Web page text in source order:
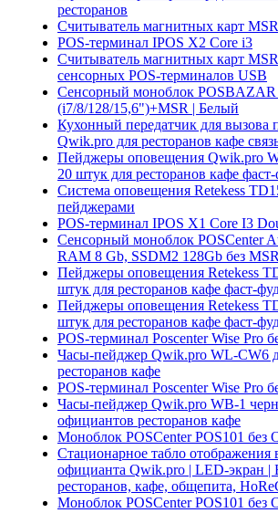
ресторанов
Считыватель магнитных карт
POS-терминал IPOS X2 Core i3
Считыватель магнитных карт
сенсорных POS-терминалов USB
Сенсорный моноблок
(i7/8/128/15,6")+MSR | Белый
Кухонный передатчик для вызова
Qwik.pro для ресторанов кафе
Пейджеры оповещения Qwik.pro
20 штук для ресторанов кафе фаст-
Система оповещения Retekess
пейджерами
POS-терминал IPOS X1 Core I3
Сенсорный моноблок POSCenter
RAM 8 Gb, SSDM2 128Gb без
Пейджеры оповещения Retekess
штук для ресторанов кафе фаст-
Пейджеры оповещения Retekess
штук для ресторанов кафе фаст-
POS-терминал Poscenter Wise Pro
Часы-пейджер Qwik.pro WL-CW6
ресторанов кафе
POS-терминал Poscenter Wise Pro
Часы-пейджер Qwik.pro WB-1
официантов ресторанов кафе
Моноблок POSCenter POS101 без
Стационарное табло отображения
официанта Qwik.pro | LED-экран |
ресторанов, кафе, общепита,
Моноблок POSCenter POS101 без